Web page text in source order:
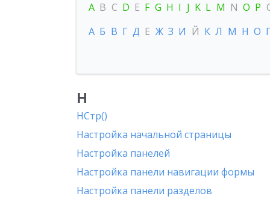
A B C D E F G H I J K L M N O P
А Б В Г Д Е Ж З И Й К Л М Н О
Н
НСтр()
Настройка начальной страницы
Настройка панелей
Настройка панели навигации формы
Настройка панели разделов